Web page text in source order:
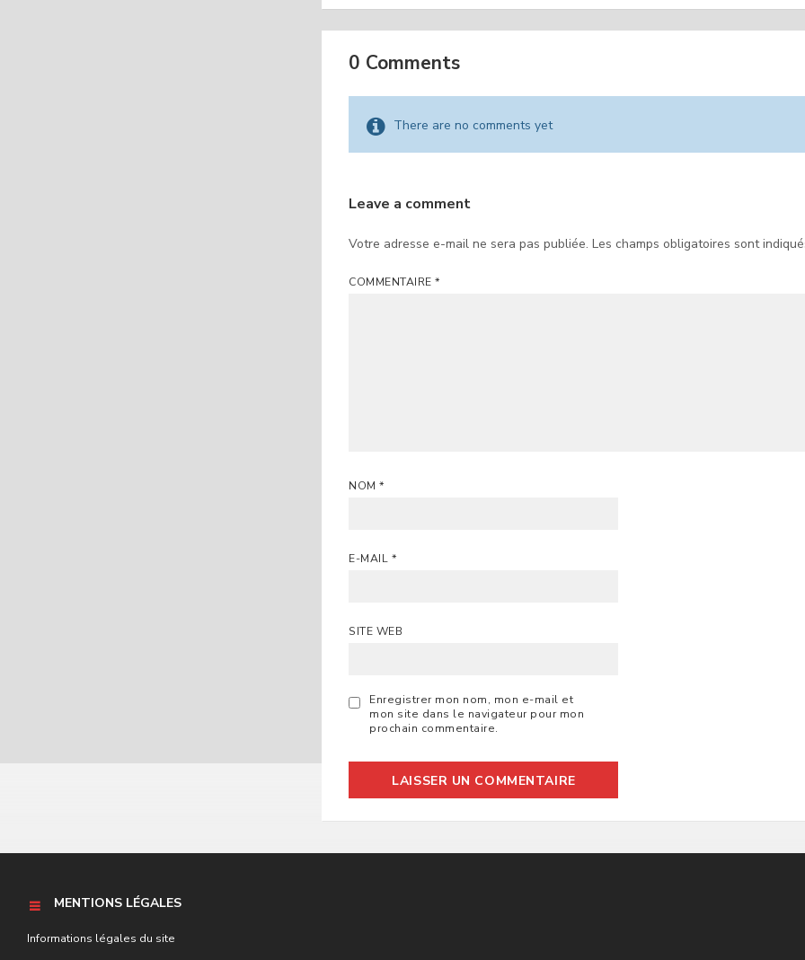
0 Comments
There are no comments yet
Leave a comment
Votre adresse e-mail ne sera pas publiée. Les champs obligatoires sont
COMMENTAIRE*
NOM*
E-MAIL *
SITE WEB
Enregistrer mon nom, mon e-mail et
mon site dans le navigateur pour mon
prochain commentaire.
MENTIONS LÉGALES
Informations légales du site